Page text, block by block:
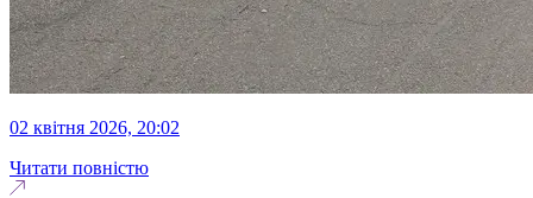
02 квітня 2026, 20:02
Читати повністю